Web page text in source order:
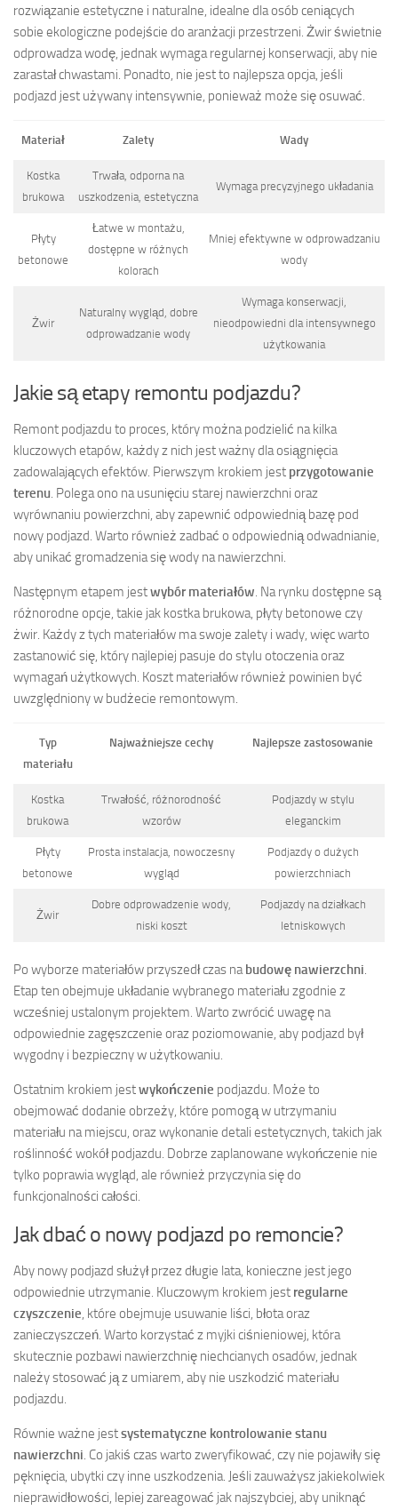
rozwiązanie estetyczne i naturalne, idealne dla osób ceniących
sobie ekologiczne podejście do aranżacji przestrzeni. Żwir świetnie
odprowadza wodę, jednak wymaga regularnej konserwacji, aby nie
zarastał chwastami. Ponadto, nie jest to najlepsza opcja, jeśli
podjazd jest używany intensywnie, ponieważ może się osuwać.
Materiał Zalety Wady
Kostka
brukowa
Trwała, odporna na
uszkodzenia, estetyczna
Wymaga precyzyjnego układania
Płyty
betonowe
Łatwe w montażu,
dostępne w różnych
kolorach
Mniej efektywne w odprowadzaniu
wody
Żwir
Naturalny wygląd, dobre
odprowadzanie wody
Wymaga konserwacji,
nieodpowiedni dla intensywnego
użytkowania
Jakie są etapy remontu podjazdu?
Remont podjazdu to proces, który można podzielić na kilka
kluczowych etapów, każdy z nich jest ważny dla osiągnięcia
zadowalających efektów. Pierwszym krokiem jest przygotowanie
terenu. Polega ono na usunięciu starej nawierzchni oraz
wyrównaniu powierzchni, aby zapewnić odpowiednią bazę pod
nowy podjazd. Warto również zadbać o odpowiednią odwadnianie,
aby unikać gromadzenia się wody na nawierzchni.
Następnym etapem jestwybór materiałów. Na rynku dostępne są
różnorodne opcje, takie jak kostka brukowa, płyty betonowe czy
żwir. Każdy z tych materiałów ma swoje zalety i wady, więc warto
zastanowić się, który najlepiej pasuje do stylu otoczenia oraz
wymagań użytkowych. Koszt materiałów również powinien być
uwzględniony w budżecie remontowym.
Typ
materiału
Najważniejsze cechy Najlepsze zastosowanie
Kostka
brukowa
Trwałość, różnorodność
wzorów
Podjazdy w stylu
eleganckim
Płyty
betonowe
Prosta instalacja, nowoczesny
wygląd
Podjazdy o dużych
powierzchniach
Żwir
Dobre odprowadzenie wody,
niski koszt
Podjazdy na działkach
letniskowych
Po wyborze materiałów przyszedł czas na budowę nawierzchni.
Etap ten obejmuje układanie wybranego materiału zgodnie z
wcześniej ustalonym projektem. Warto zwrócić uwagę na
odpowiednie zagęszczenie oraz poziomowanie, aby podjazd był
wygodny i bezpieczny w użytkowaniu.
Ostatnim krokiem jestwykończenie podjazdu. Może to
obejmować dodanie obrzeży, które pomogą w utrzymaniu
materiału na miejscu, oraz wykonanie detali estetycznych, takich jak
roślinność wokół podjazdu. Dobrze zaplanowane wykończenie nie
tylko poprawia wygląd, ale również przyczynia się do
funkcjonalności całości.
Jak dbać o nowy podjazd po remoncie?
Aby nowy podjazd służył przez długie lata, konieczne jest jego
odpowiednie utrzymanie. Kluczowym krokiem jest regularne
czyszczenie, które obejmuje usuwanie liści, błota oraz
zanieczyszczeń. Warto korzystać z myjki ciśnieniowej, która
skutecznie pozbawi nawierzchnię niechcianych osadów, jednak
należy stosować ją z umiarem, aby nie uszkodzić materiału
podjazdu.
Równie ważne jestsystematyczne kontrolowanie stanu
nawierzchni. Co jakiś czas warto zweryfikować, czy nie pojawiły się
pęknięcia, ubytki czy inne uszkodzenia. Jeśli zauważysz jakiekolwiek
nieprawidłowości, lepiej zareagować jak najszybciej, aby uniknąć